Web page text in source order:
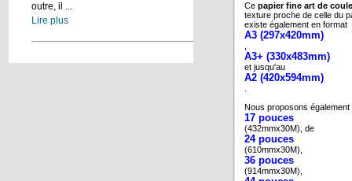
outre, il ...
Lire plus
Ce papier fine art de
texture proche de celle du
existe également en format
A3 (297x420mm)
A3+ (330x483mm)
et jusqu'au
A2 (420x594mm)
Nous proposons
17 pouces
(432mmx30M), de
24 pouces
(610mmx30M),
36 pouces
(914mmx30M),